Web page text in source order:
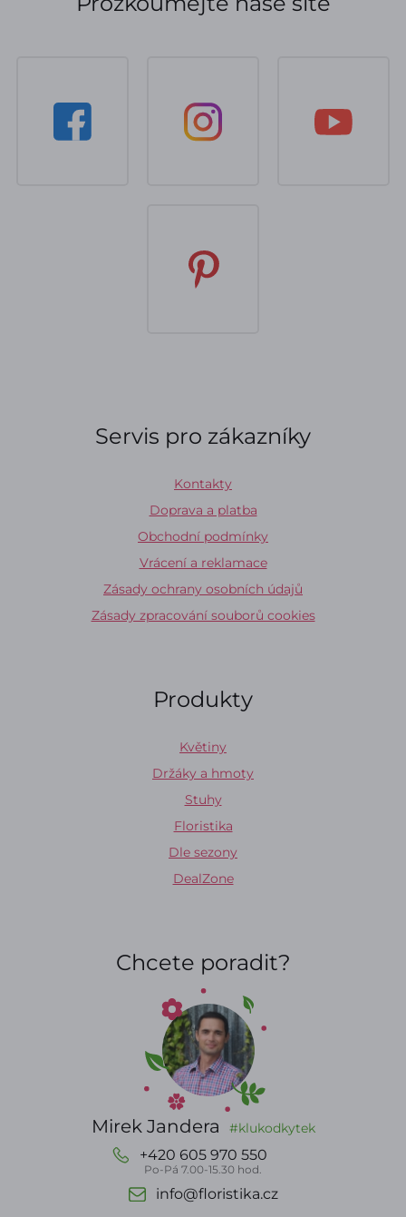
Servis pro zákazníky
Kontakty
Doprava a platba
Obchodní podmínky
Vrácení a reklamace
Zásady ochrany osobních údajů
Zásady zpracování souborů cookies
Produkty
Květiny
Držáky a hmoty
Stuhy
Floristika
Dle sezony
DealZone
Chcete poradit?
Mirek Jandera #klukodkytek
+420 605 970 550
Po-Pá 7.00-15.30 hod.
info@floristika.cz